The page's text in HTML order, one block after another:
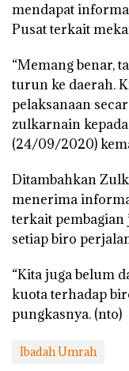
mendapat
Pusat terkait
“Memang benar,
turun ke daerah.
pelaksanaan
zulkarnain
(24/09/2020)
Ditambahkan
menerima
terkait
setiap biro
“Kita juga belum
kuota terhadap
pungkasnya. (nto)
Ibadah Umrah